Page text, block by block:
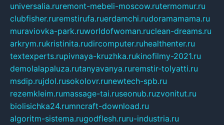
universalia.ruremont-mebeli-moscow.rutermomur.ru
clubfisher.ruremstirufa.ruerdamchi.rudoramamama.ru
muraviovka-park.ruworldofwoman.ruclean-dreams.ru
arkrym.rukristinita.rudircomputer.ruhealthenter.ru
textexperts.rupivnaya-kruzhka.rukinofilmy-2021.ru
demolalapaluza.rutanyavanya.ruremstir-tolyatti.ru
msdip.rujdol.rusokolovr.runewtech-spb.ru
rezemkleim.rumassage-tai.ruseonub.ruzvonitut.ru
biolisichka24.rumncraft-download.ru
algoritm-sistema.rugodflesh.ruru-industria.ru